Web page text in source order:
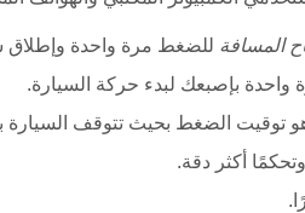
المسافة للضغط مرة واحدة وإطلاق
بإصبعك لبدء حركة السيارة.
هو توقيت الضغط بحيث تتوقف
أكثر دقة.